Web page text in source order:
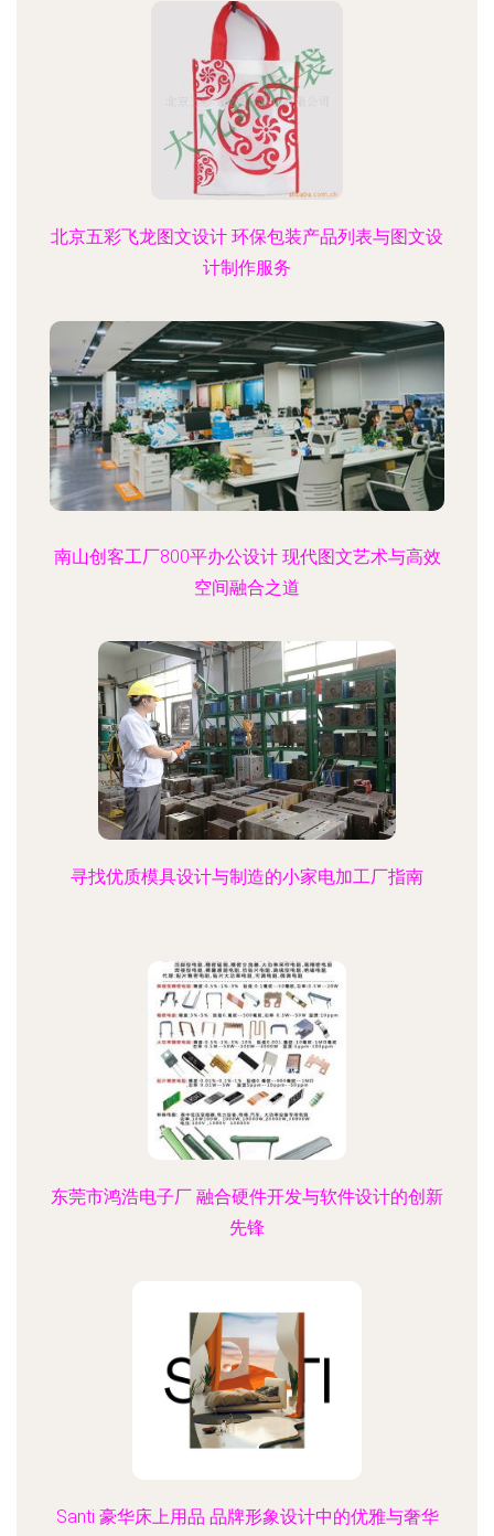
北京五彩飞龙图文设计 环保包装产品列表与图文设
计制作服务
南山创客工厂800平办公设计 现代图文艺术与高效
空间融合之道
寻找优质模具设计与制造的小家电加工厂指南
东莞市鸿浩电子厂 融合硬件开发与软件设计的创新
先锋
Santi 豪华床上用品 品牌形象设计中的优雅与奢华